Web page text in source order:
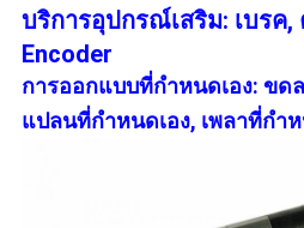
บริการอุปกรณ์เสริม: เบรค,
Encoder
การออกแบบที่กำหนดเอง: ขด
แปลนที่กำหนดเอง, เพลาที่กำห